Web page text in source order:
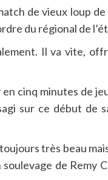
de vieux loup
du régional de
Il va vite,
cinq minutes de
sur ce début
très beau
de Remy